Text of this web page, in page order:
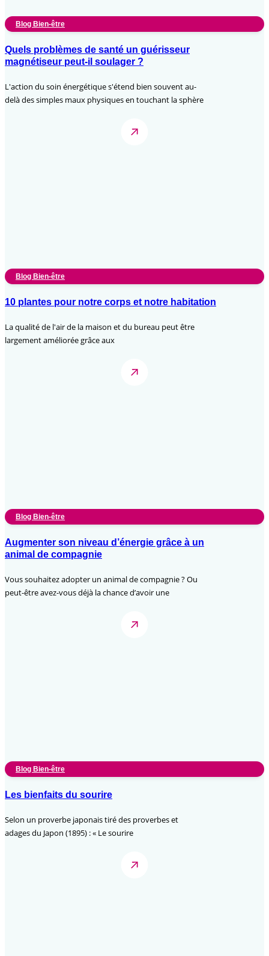
Blog Bien-être
Quels problèmes de santé un guérisseur
magnétiseur peut-il soulager ?
L'action du soin énergétique s'étend bien souvent au-
delà des simples maux physiques en touchant la sphère
Blog Bien-être
10 plantes pour notre corps et notre habitation
La qualité de l'air de la maison et du bureau peut être
largement améliorée grâce aux
Blog Bien-être
Augmenter son niveau d’énergie grâce à un
animal de compagnie
Vous souhaitez adopter un animal de compagnie ? Ou
peut-être avez-vous déjà la chance d’avoir une
Blog Bien-être
Les bienfaits du sourire
Selon un proverbe japonais tiré des proverbes et
adages du Japon (1895) : « Le sourire